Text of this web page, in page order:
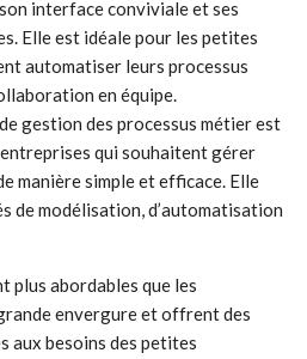
interface conviviale et ses
Elle est idéale pour les petites
automatiser leurs processus
en équipe.
gestion des processus métier est
qui souhaitent gérer
manière simple et efficace. Elle
de modélisation, d’automatisation
plus abordables que les
envergure et offrent des
aux besoins des petites